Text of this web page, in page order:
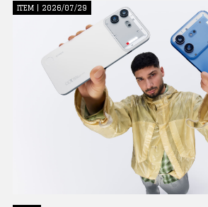
ITEM | 2026/07/29